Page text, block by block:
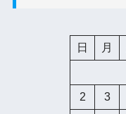
日
月
2 3